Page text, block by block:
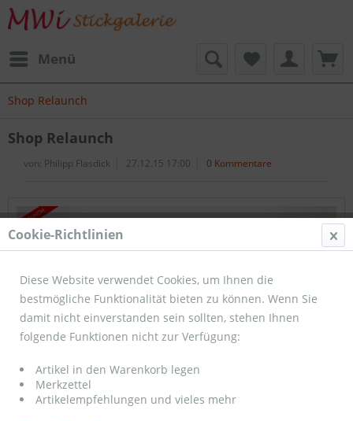
Menü
Shop Relaunch
Shop Relaunch
von: Philipp Flasdick 27.12.15 17:00 0 Kommentare
Cookie-Richtlinien
Diese Website verwendet Cookies, um Ihnen die
bestmögliche Funktionalität bieten zu können. Wenn Sie
damit nicht einverstanden sein sollten, stehen Ihnen
folgende Funktionen nicht zur Verfügung:
Artikel in den Warenkorb legen
Merkzettel
Artikelempfehlungen und vieles mehr